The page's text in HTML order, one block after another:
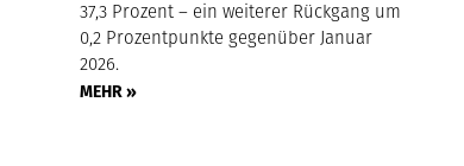
37,3 Prozent – ein weiterer Rückgang um
0,2 Prozentpunkte gegenüber Januar
2026.
MEHR »